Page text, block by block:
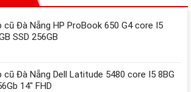
cũ Đà Nẵng HP ProBook 650 G4 core I5
SSD 256GB
cũ Đà Nẵng Dell Latitude 5480 core I5 8BG
14" FHD